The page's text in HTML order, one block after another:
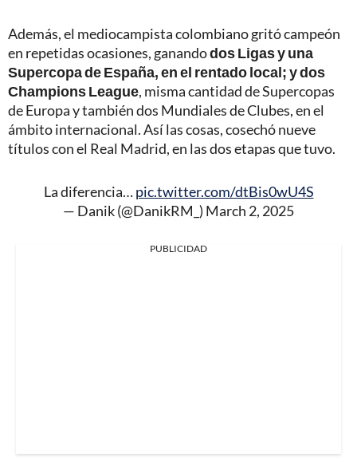
Además, el mediocampista colombiano gritó campeón
en repetidas ocasiones, ganandodos Ligas y una
Supercopa de España, en el rentado local; y dos
Champions League, misma cantidad de Supercopas
de Europa y también dos Mundiales de Clubes, en el
ámbito internacional. Así las cosas, cosechó nueve
títulos con el Real Madrid, en las dos etapas que tuvo.
La diferencia…pic.twitter.com/dtBis0wU4S
— Danik (@DanikRM_) March 2, 2025
PUBLICIDAD